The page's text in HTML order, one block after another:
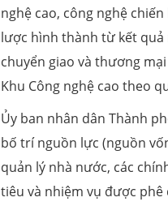
nghệ cao, công nghệ
lược hình thành từ kết
chuyển giao và thương
Khu Công nghệ cao theo
Ủy ban nhân dân Thành
bố trí nguồn lực (nguồn
quản lý nhà nước, các
tiêu và nhiệm vụ được